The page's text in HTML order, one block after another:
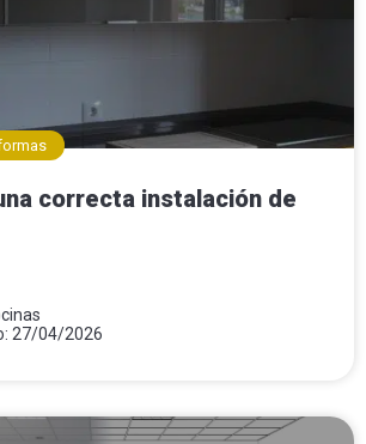
correcta instalación de
27/04/2026